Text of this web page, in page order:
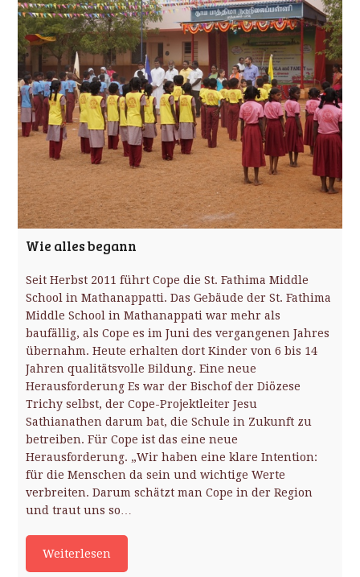
Wie alles begann
Seit Herbst 2011 führt Cope die St. Fathima Middle
School in Mathanappatti. Das Gebäude der St. Fathima
Middle School in Mathanappati war mehr als
baufällig, als Cope es im Juni des vergangenen Jahres
übernahm. Heute erhalten dort Kinder von 6 bis 14
Jahren qualitätsvolle Bildung. Eine neue
Herausforderung Es war der Bischof der Diözese
Trichy selbst, der Cope-Projektleiter Jesu
Sathianathen darum bat, die Schule in Zukunft zu
betreiben. Für Cope ist das eine neue
Herausforderung. „Wir haben eine klare Intention:
für die Menschen da sein und wichtige Werte
verbreiten. Darum schätzt man Cope in der Region
und traut uns so…
Weiterlesen